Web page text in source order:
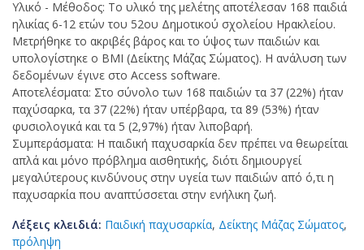
Υλικό - Μέθοδος: Το υλικό της μελέτης αποτέλεσαν 168 παιδιά
ηλικίας 6-12 ετών του 52ου Δημοτικού σχολείου Ηρακλείου.
Μετρήθηκε το ακριβές βάρος και το ύψος των παιδιών και
υπολογίστηκε ο ΒΜΙ (Δείκτης Μάζας Σώματος). Η ανάλυση των
δεδομένων έγινε στο Access software.
Αποτελέσματα: Στο σύνολο των 168 παιδιών τα 37 (22%) ήταν
παχύσαρκα, τα 37 (22%) ήταν υπέρβαρα, τα 89 (53%) ήταν
φυσιολογικά και τα 5 (2,97%) ήταν λιποβαρή.
Συμπεράσματα: Η παιδική παχυσαρκία δεν πρέπει να θεωρείται
απλά και μόνο πρόβλημα αισθητικής, διότι δημιουργεί
μεγαλύτερους κινδύνους στην υγεία των παιδιών από ό,τι η
παχυσαρκία που αναπτύσσεται στην ενήλικη ζωή.
Λέξεις κλειδιά: Παιδική παχυσαρκία, Δείκτης Μάζας Σώματος,
πρόληψη